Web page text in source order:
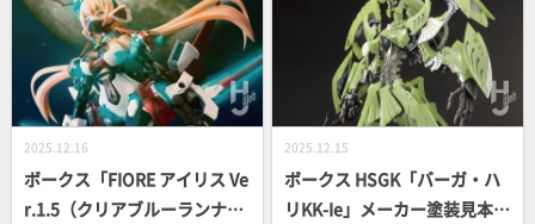
タージェット・破烈の人形
（ホークヘッド）」を組み立
てレビュー。“ファイブスター
物語” 特集の12月発売「月刊
ホビージャパン」もお見逃し
インシティにて「DESIGNS 永
野護デザイン展」が開催
2025.12.16
ボークス「FIORE アイリス Ve
r.1.5（クリアブルーランナー
2025.12.15
ボークス HSGK「バーガ・ハ
リKK-Ie」メーカー塗装見本が